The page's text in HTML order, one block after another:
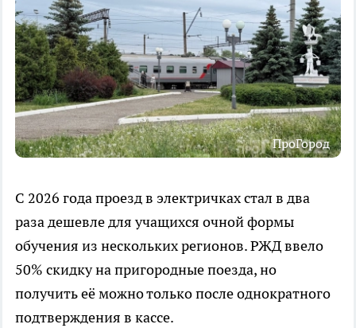
ПроГород
С 2026 года проезд в электричках стал в два
раза дешевле для учащихся очной формы
обучения из нескольких регионов. РЖД ввело
50% скидку на пригородные поезда, но
получить её можно только после однократного
подтверждения в кассе.